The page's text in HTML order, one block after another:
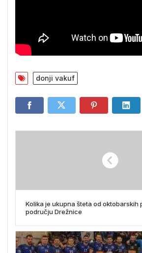
donji vakuf
Kolika je ukupna šteta od oktobarskih
području Drežnice